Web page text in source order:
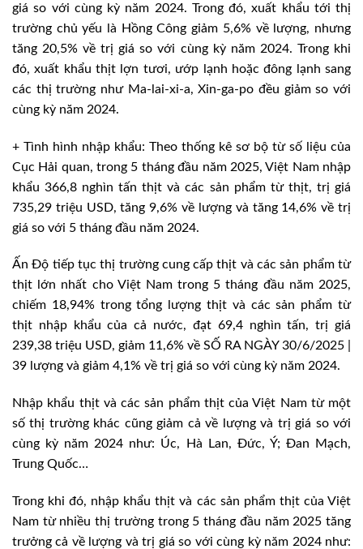
giá so với cùng kỳ năm 2024. Trong đó, xuất khẩu tới thị
trường chủ yếu là Hồng Công giảm 5,6% về lượng, nhưng
tăng 20,5% về trị giá so với cùng kỳ năm 2024. Trong khi
đó, xuất khẩu thịt lợn tươi, ướp lạnh hoặc đông lạnh sang
các thị trường như Ma-lai-xi-a, Xin-ga-po đều giảm so với
cùng kỳ năm 2024.
+ Tình hình nhập khẩu: Theo thống kê sơ bộ từ số liệu của
Cục Hải quan, trong 5 tháng đầu năm 2025, Việt Nam nhập
khẩu 366,8 nghìn tấn thịt và các sản phẩm từ thịt, trị giá
735,29 triệu USD, tăng 9,6% về lượng và tăng 14,6% về trị
giá so với 5 tháng đầu năm 2024.
Ấn Độ tiếp tục thị trường cung cấp thịt và các sản phẩm từ
thịt lớn nhất cho Việt Nam trong 5 tháng đầu năm 2025,
chiếm 18,94% trong tổng lượng thịt và các sản phẩm từ
thịt nhập khẩu của cả nước, đạt 69,4 nghìn tấn, trị giá
239,38 triệu USD, giảm 11,6% về SỐ RA NGÀY 30/6/2025 |
39 lượng và giảm 4,1% về trị giá so với cùng kỳ năm 2024.
Nhập khẩu thịt và các sản phẩm thịt của Việt Nam từ một
số thị trường khác cũng giảm cả về lượng và trị giá so với
cùng kỳ năm 2024 như: Úc, Hà Lan, Đức, Ý; Đan Mạch,
Trung Quốc…
Trong khi đó, nhập khẩu thịt và các sản phẩm thịt của Việt
Nam từ nhiều thị trường trong 5 tháng đầu năm 2025 tăng
trưởng cả về lượng và trị giá so với cùng kỳ năm 2024 như: